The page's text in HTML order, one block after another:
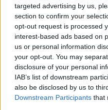
targeted advertising by us,
section to confirm your
opt-out request is processed
interest-based ads based on
us or personal information
your opt-out. You may
disclosure of your personal
IAB’s list of downstream
also be disclosed by us to
Downstream Participants that
Ο
ΣΚΑΪ
Νέα
πότε
Η